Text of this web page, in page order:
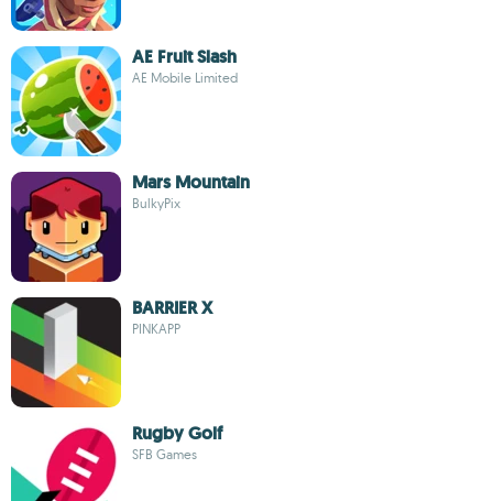
AE Fruit Slash
AE Mobile Limited
Mars Mountain
BulkyPix
BARRIER X
PINKAPP
Rugby Golf
SFB Games